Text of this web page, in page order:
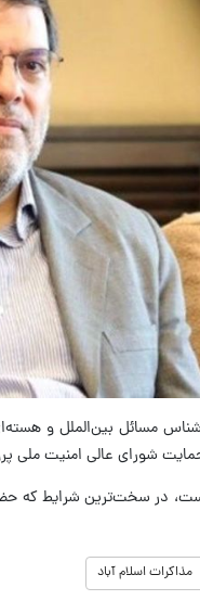
مسائل بین‌الملل و
حمایت شورای عالی امنیت ملی
در سخت‌ترین شرایط
مذاکرات اسلام آباد